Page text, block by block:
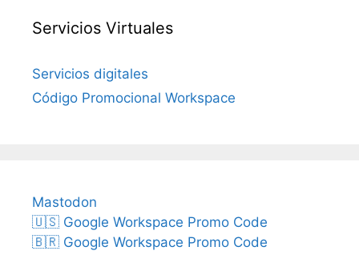
Servicios Virtuales
Servicios digitales
Código Promocional Workspace
Mastodon
🇺🇸 Google Workspace Promo Code
🇧🇷 Google Workspace Promo Code